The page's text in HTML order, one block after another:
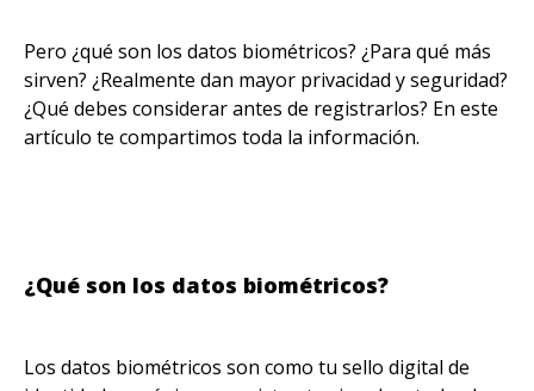
Pero ¿qué son los datos biométricos? ¿Para qué más
sirven? ¿Realmente dan mayor privacidad y seguridad?
¿Qué debes considerar antes de registrarlos? En este
artículo te compartimos toda la información.
¿Qué son los datos biométricos?
Los datos biométricos son como tu sello digital de